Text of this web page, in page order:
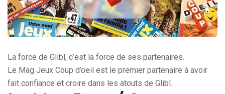
La force de Glibl, c’est la force de ses partenaires.
Le Mag Jeux Coup d’oeil est le premier partenaire à avoir
fait confiance et croire dans les atouts de Glibl.